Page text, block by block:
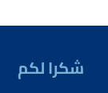
شكرا لكم